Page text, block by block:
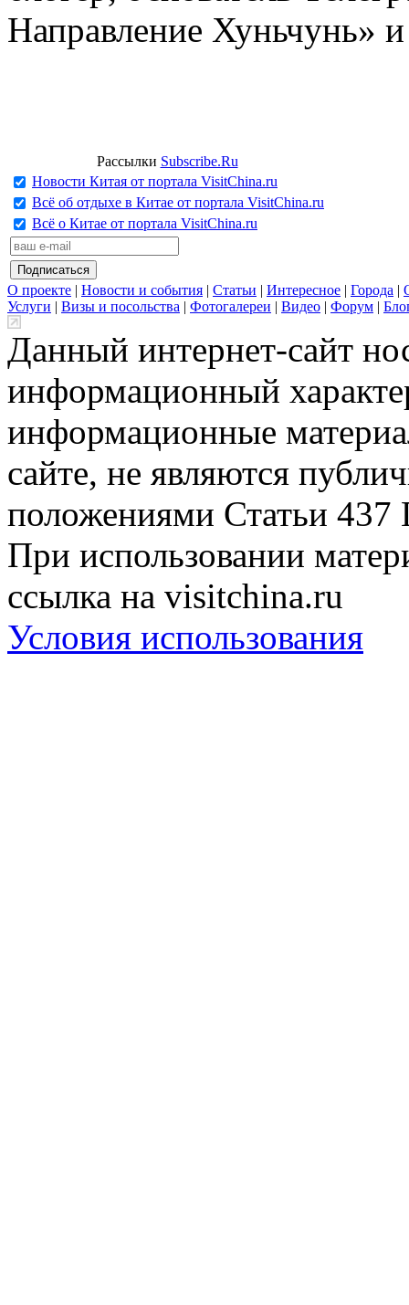
Направление Хуньчунь»
Рассылки Subscribe.Ru
Новости Китая от портала VisitChina.ru
Всё об отдыхе в Китае от портала VisitChina.ru
Всё о Китае от портала VisitChina.ru
О проекте | Новости и события | Статьи | Интересное | Города |
Услуги | Визы и посольства | Фотогалереи | Видео | Форум |
Данный интернет-сайт
информационный
информационные
сайте, не являются
положениями Статьи 437
При использовании
ссылка на visitchina.ru
Условия использования